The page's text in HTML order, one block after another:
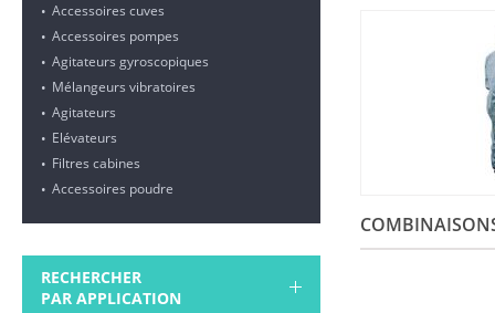
•Accessoires cuves
•Accessoires pompes
•Agitateurs gyroscopiques
• Mélangeurs vibratoires
•Agitateurs
• Elévateurs
• Filtres cabines
•Accessoires poudre
RECHERCHER
PAR APPLICATION